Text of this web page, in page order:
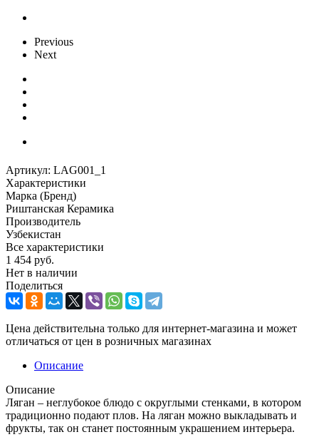
Previous
Next
Артикул: LAG001_1
Характеристики
Марка (Бренд)
Риштанская Керамика
Производитель
Узбекистан
Все характеристики
1 454 руб.
Нет в наличии
Поделиться
Цена действительна только для интернет-магазина и может
отличаться от цен в розничных магазинах
Описание
Описание
Ляган – неглубокое блюдо с округлыми стенками, в котором
традиционно подают плов. На ляган можно выкладывать и
фрукты, так он станет постоянным украшением интерьера.